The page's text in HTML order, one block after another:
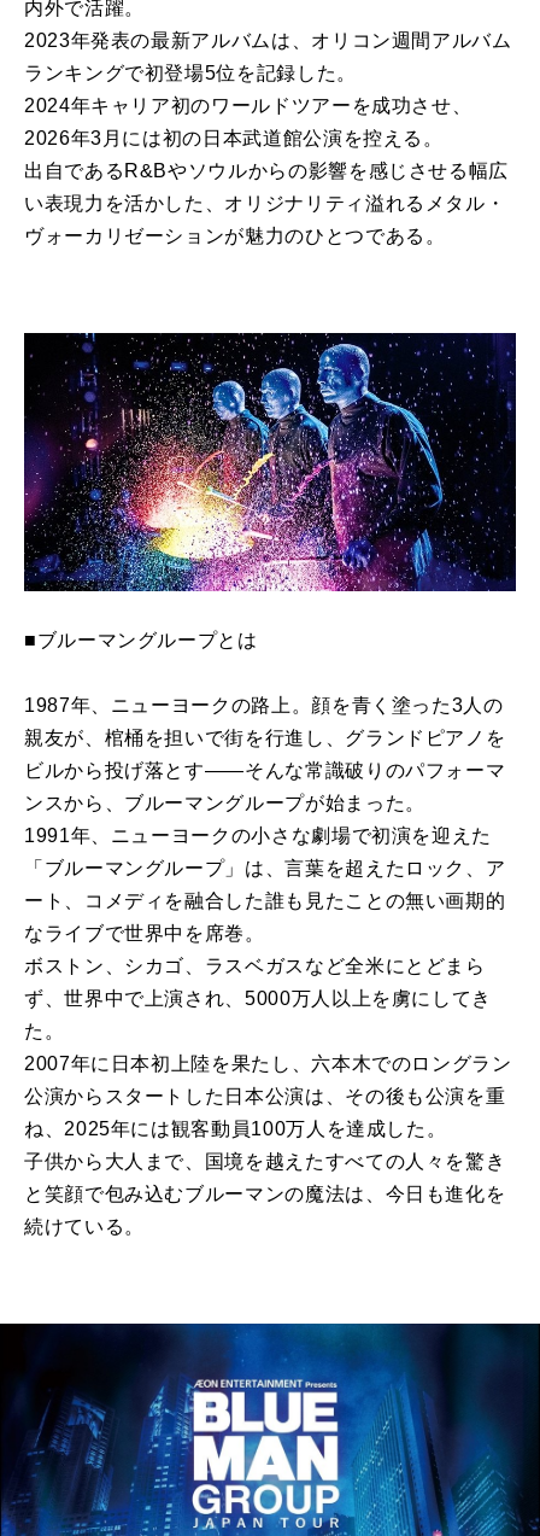
内外で活躍。
2023年発表の最新アルバムは、オリコン週間アルバム
ランキングで初登場5位を記録した。
2024年キャリア初のワールドツアーを成功させ、
2026年3月には初の日本武道館公演を控える。
出自であるR&Bやソウルからの影響を感じさせる幅広
い表現力を活かした、オリジナリティ溢れるメタル・
ヴォーカリゼーションが魅力のひとつである。
■ブルーマングループとは
1987年、ニューヨークの路上。顔を青く塗った3人の
親友が、棺桶を担いで街を行進し、グランドピアノを
ビルから投げ落とす——そんな常識破りのパフォーマ
ンスから、ブルーマングループが始まった。
1991年、ニューヨークの小さな劇場で初演を迎えた
「ブルーマングループ」は、言葉を超えたロック、ア
ート、コメディを融合した誰も見たことの無い画期的
なライブで世界中を席巻。
ボストン、シカゴ、ラスベガスなど全米にとどまら
ず、世界中で上演され、5000万人以上を虜にしてき
た。
2007年に日本初上陸を果たし、六本木でのロングラン
公演からスタートした日本公演は、その後も公演を重
ね、2025年には観客動員100万人を達成した。
子供から大人まで、国境を越えたすべての人々を驚き
と笑顔で包み込むブルーマンの魔法は、今日も進化を
続けている。